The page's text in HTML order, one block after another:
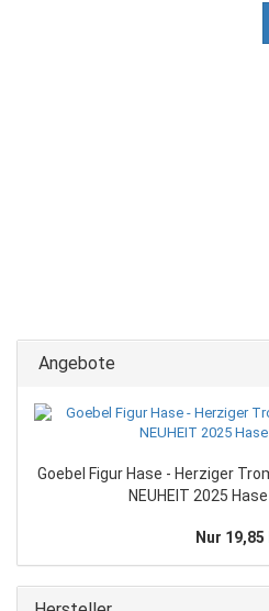
Angebote
Goebel Figur Hase - Herziger
NEUHEIT 2025
Nur 19,85